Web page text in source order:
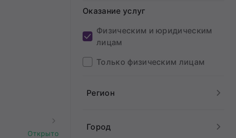
Открыто
Оказание услуг
Физическим и юридическим
лицам
Только физическим лицам
Регион
Город